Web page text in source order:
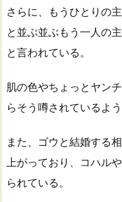
さらに、もうひとりの
と並ぶ並ぶもう一人の
と言われている。
肌の色やちょっとヤン
らそう噂されているよう
また、ゴウと結婚する
上がっており、コハル
られている。